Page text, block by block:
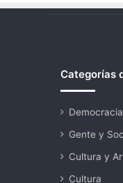
UE
Categorías
Gente y
Cultura y
Cultura